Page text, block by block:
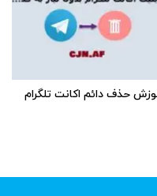
حذف دائم اکانت تلگرام